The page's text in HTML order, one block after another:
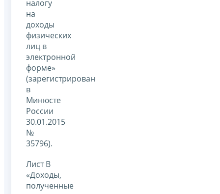
налогу
на
доходы
физических
лиц в
электронной
форме»
(зарегистрирован
в
Минюсте
России
30.01.2015
№
35796).
Лист В
«Доходы,
полученные